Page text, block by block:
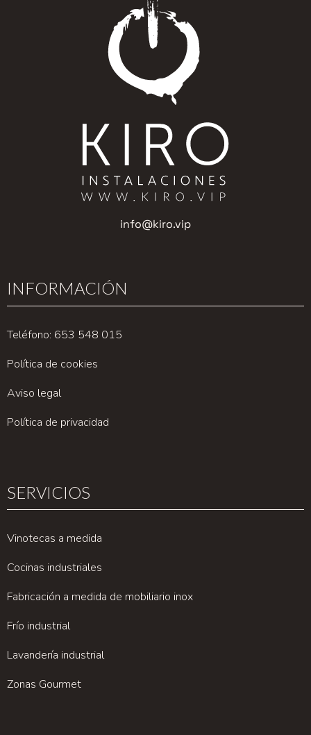
info@kiro.vip
INFORMACIÓN
Teléfono: 653 548 015
Política de cookies
Aviso legal
Política de privacidad
SERVICIOS
Vinotecas a medida
Cocinas industriales
Fabricación a medida de mobiliario inox
Frío industrial
Lavandería industrial
Zonas Gourmet